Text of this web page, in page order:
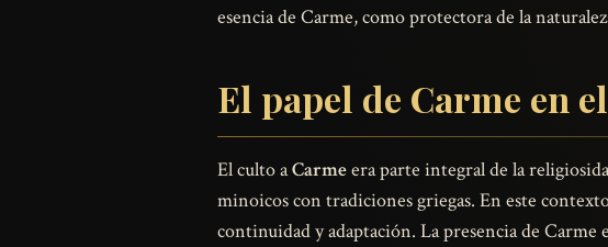
esencia de Carme, como protectora de la
El papel de Carme en
El culto aCarmeera parte integral de la
minoicos con tradiciones griegas. En este
continuidad y adaptación. La presencia de